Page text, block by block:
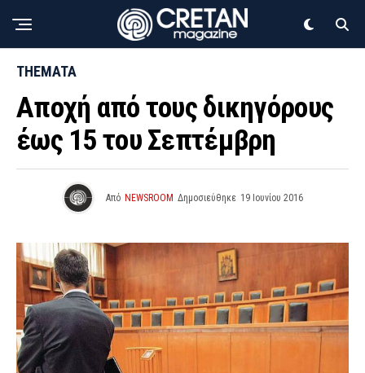
THEMATA
Αποχή από τους δικηγόρους
έως 15 του Σεπτέμβρη
Από NEWSROOM Δημοσιεύθηκε 19 Ιουνίου 2016